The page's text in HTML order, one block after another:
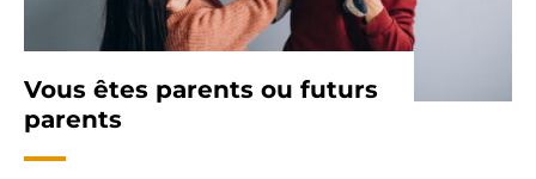
Vous êtes parents ou futurs
parents